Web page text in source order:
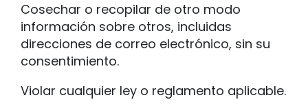
Cosechar o recopilar de otro modo
información sobre otros, incluidas
direcciones de correo electrónico, sin su
consentimiento.
Violar cualquier ley o reglamento aplicable.